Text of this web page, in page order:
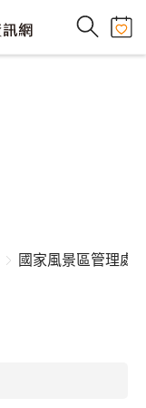
國家風景區管理處